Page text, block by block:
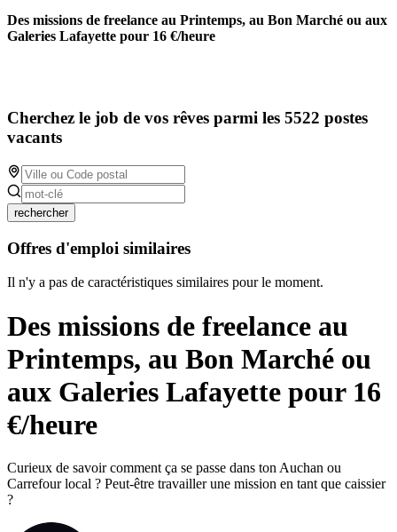
Des missions de freelance au Printemps, au Bon Marché ou aux
Galeries Lafayette pour 16 €/heure
Cherchez le job de vos rêves parmi les 5522 postes
vacants
rechercher
Offres d'emploi similaires
Il n'y a pas de caractéristiques similaires pour le moment.
Des missions de freelance au
Printemps, au Bon Marché ou
aux Galeries Lafayette pour 16
€/heure
Curieux de savoir comment ça se passe dans ton Auchan ou
Carrefour local ? Peut-être travailler une mission en tant que caissier
?